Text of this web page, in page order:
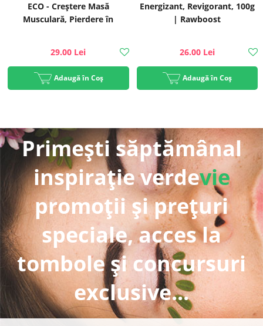
ECO - Creștere Masă
Musculară, Pierdere în
29.00 Lei
Adaugă în Coș
Energizant, Revigorant, 100g
| Rawboost
26.00 Lei
Adaugă în Coș
Primești săptămânal
inspirație verdevie
promoții și prețuri
speciale, acces la
tombole și concursuri
exclusive...